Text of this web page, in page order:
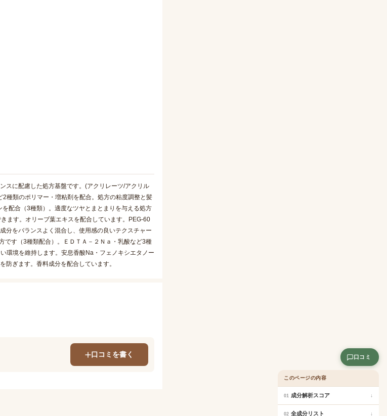
スに配慮した処方基盤です。(アクリレーツ/アクリル
種類のポリマー・増粘剤を配合。処方の粘度調整と髪
配合（3種類）。適度なツヤとまとまりを与える処方
ます。オリーブ葉エキスを配合しています。PEG-60
分をバランスよく混合し、使用感の良いテクスチャー
です（3種類配合）。ＥＤＴＡ－２Ｎａ・乳酸など3種
環境を維持します。安息香酸Na・フェノキシエタノー
防ぎます。香料成分を配合しています。
口コミを書く 口コミ
このページの内容
01 成分解析スコア ↓
02 全成分リスト ↓